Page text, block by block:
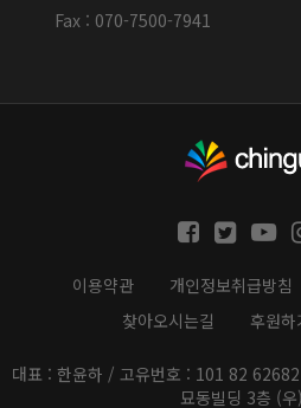
Fax : 070-7500-7941
이용약관 개인정보취급방침
찾아오시는길
후원하
대표 : 한윤하 / 고유번호 : 101 82
묘동빌딩 3층 (